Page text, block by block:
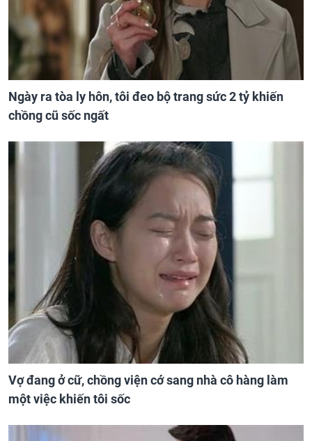
Ngày ra tòa ly hôn, tôi đeo bộ trang sức 2 tỷ khiến
chồng cũ sốc ngất
Vợ đang ở cữ, chồng viện cớ sang nhà cô hàng làm
một việc khiến tôi sốc